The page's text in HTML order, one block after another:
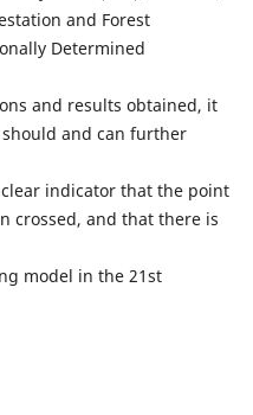
and Forest
Determined
and results obtained, it
and can further
indicator that the point
crossed, and that there is
model in the 21st